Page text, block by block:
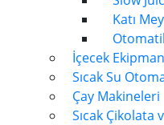
Katı
İçecek
Sıcak Su
Çay Makineleri
Sıcak Çikolata